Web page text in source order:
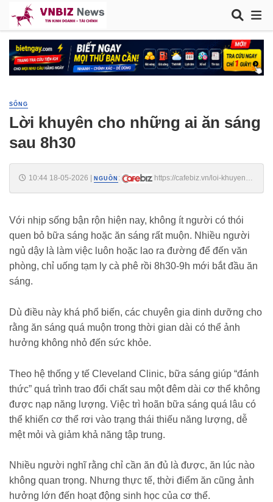
SỐNG
Lời khuyên cho những ai ăn sáng
sau 8h30
10:44 18-05-2026 NGUỒN :
https://cafebiz.vn/loi-khuyen-
Với nhịp sống bận rộn hiện nay, không ít người có thói
quen bỏ bữa sáng hoặc ăn sáng rất muộn. Nhiều người
ngủ dậy là làm việc luôn hoặc lao ra đường để đến văn
phòng, chỉ uống tạm ly cà phê rồi 8h30-9h mới bắt đầu ăn
sáng.
Dù điều này khá phổ biến, các chuyên gia dinh dưỡng cho
rằng ăn sáng quá muộn trong thời gian dài có thể ảnh
hưởng không nhỏ đến sức khỏe.
Theo hệ thống y tế Cleveland Clinic, bữa sáng giúp “đánh
thức” quá trình trao đổi chất sau một đêm dài cơ thể không
được nạp năng lượng. Việc trì hoãn bữa sáng quá lâu có
thể khiến cơ thể rơi vào trạng thái thiếu năng lượng, dễ
mệt mỏi và giảm khả năng tập trung.
Nhiều người nghĩ rằng chỉ cần ăn đủ là được, ăn lúc nào
không quan trọng. Nhưng thực tế, thời điểm ăn cũng ảnh
hưởng lớn đến hoạt động sinh học của cơ thể.